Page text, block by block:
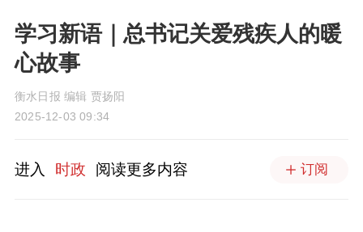
学习新语｜总书记关爱残疾人的暖
心故事
衡水日报 编辑 贾扬阳
2025-12-03 09:34
进入 时政 阅读更多内容 订阅